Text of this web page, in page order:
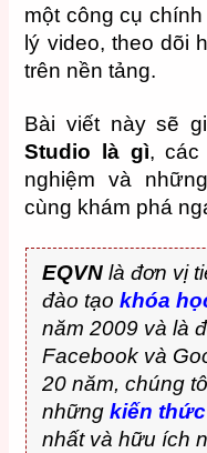
một công cụ
lý video, theo dõi
trên nền tảng.
Bài viết này sẽ
Studio là gì, các
nghiệm và
cùng khám phá
EQVN là đơn vị
đào tạokhóa
năm 2009 và là
Facebook và
20 năm, chúng
nhữngkiến
nhất và hữu ích